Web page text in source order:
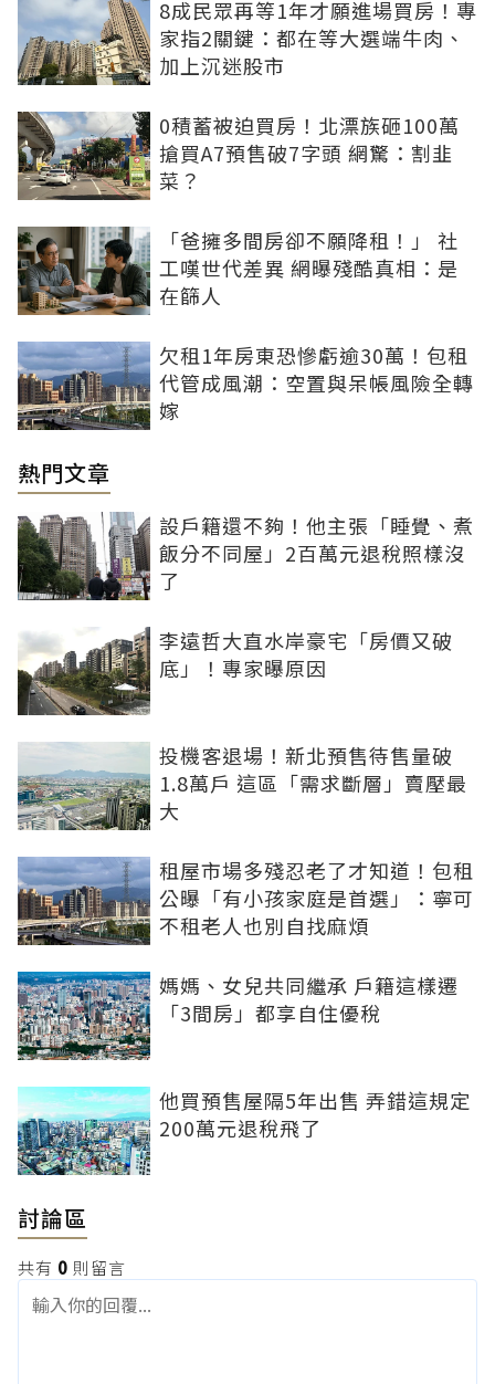
8成民眾再等1年才願進場買房！專
家指2關鍵：都在等大選端牛肉、
加上沉迷股市
0積蓄被迫買房！北漂族砸100萬
搶買A7預售破7字頭 網驚：割韭
菜？
「爸擁多間房卻不願降租！」 社
工嘆世代差異 網曝殘酷真相：是
在篩人
欠租1年房東恐慘虧逾30萬！包租
代管成風潮：空置與呆帳風險全轉
嫁
熱門文章
設戶籍還不夠！他主張「睡覺、煮
飯分不同屋」2百萬元退稅照樣沒
了
李遠哲大直水岸豪宅「房價又破
底」！專家曝原因
投機客退場！新北預售待售量破
1.8萬戶 這區「需求斷層」賣壓最
大
租屋市場多殘忍老了才知道！包租
公曝「有小孩家庭是首選」：寧可
不租老人也別自找麻煩
媽媽、女兒共同繼承 戶籍這樣遷
「3間房」都享自住優稅
他買預售屋隔5年出售 弄錯這規定
200萬元退稅飛了
討論區
共有 0 則留言